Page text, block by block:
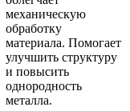
механическую
обработку
материала. Помогает
улучшить структуру
и повысить
однородность
металла.